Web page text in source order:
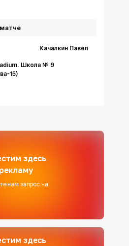
Качалкин Павел
Школа № 9
15)
здесь
нам запрос на
здесь